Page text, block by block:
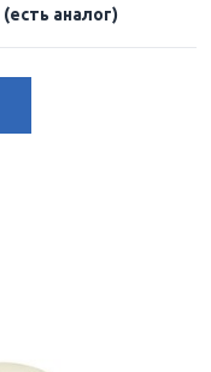
(есть аналог)